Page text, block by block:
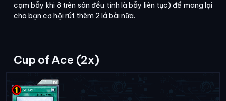
cạm bẫy khi ở trên sân đều tính là bẫy liên tục) để mang lại
cho bạn cơ hội rút thêm 2 lá bài nữa.
Cup of Ace (2x)